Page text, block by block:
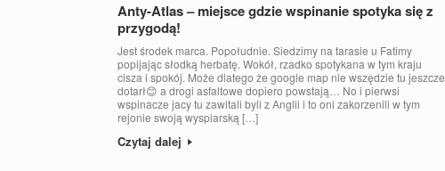
Anty-Atlas – miejsce gdzie wspinanie spotyka się z
przygodą!
Jest środek marca. Popołudnie. Siedzimy na tarasie u Fatimy
popijając słodką herbatę. Wokół, rzadko spotykana w tym kraju
cisza i spokój. Może dlatego że google map nie wszędzie tu jeszcze
dotarł😊 a drogi asfaltowe dopiero powstają… No i pierwsi
wspinacze jacy tu zawitali byli z Anglii i to oni zakorzenili w tym
rejonie swoją wyspiarską […]
Czytaj dalej